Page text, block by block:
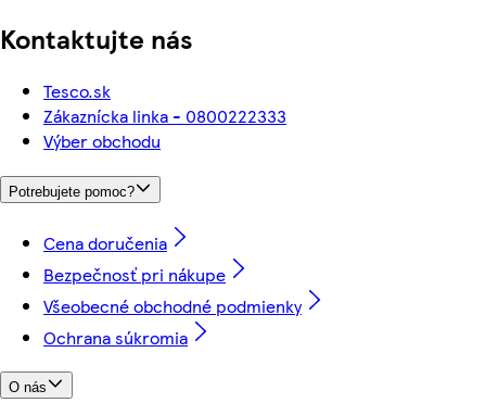
Kontaktujte nás
Tesco.sk
Zákaznícka linka - 0800222333
Výber obchodu
Potrebujete pomoc?
Cena doručenia
Bezpečnosť pri nákupe
Všeobecné obchodné podmienky
Ochrana súkromia
O nás